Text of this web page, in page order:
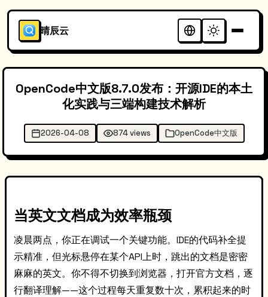
晴辰云
OpenCode中文版8.7.0发布：开源IDE的本土
化实践与三端构建技术解析
2026-04-08 874 views OpenCode中文版
当英文文档成为效率瓶颈
凌晨两点，你正在调试一个关键功能。IDE的代码补全提
示精准，但光标悬停在某个API上时，跳出的文档是密密
麻麻的英文。你不得不切换到浏览器，打开官方文档，逐
行翻译理解——这个过程每天重复数十次，累积起来的时